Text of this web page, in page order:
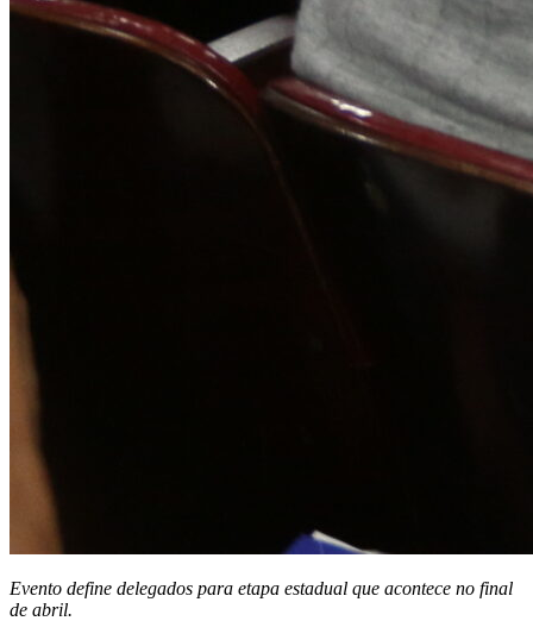
Evento define delegados para etapa estadual que acontece no final
de abril.